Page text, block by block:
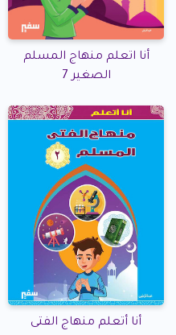
أنا اتعلم منهاج المسلم
الصغير 7
أنا أتعلم منهاج الفتى